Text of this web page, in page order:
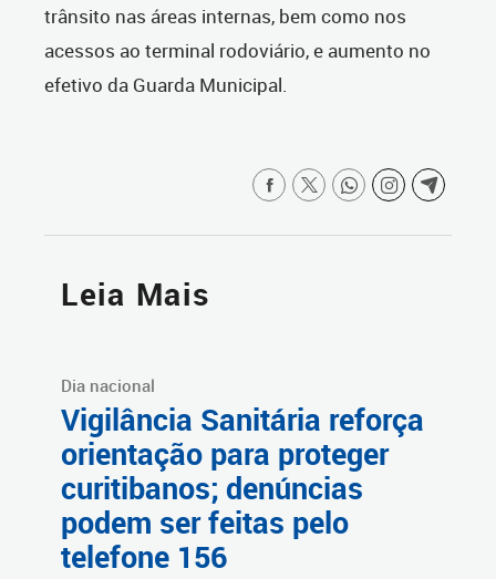
trânsito nas áreas internas, bem como nos
acessos ao terminal rodoviário, e aumento no
efetivo da Guarda Municipal.
Leia Mais
Dia nacional
Vigilância Sanitária reforça
orientação para proteger
curitibanos; denúncias
podem ser feitas pelo
telefone 156